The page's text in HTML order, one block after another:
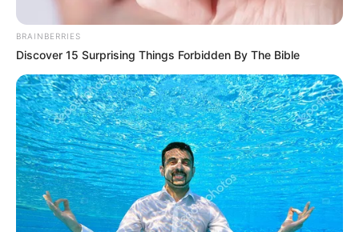
ગુજરાતના જૂનાગઢ સહિત અનેક જિલ્લાઓમાં લગ્નની
ઈચ્છા ધરાવતા અપરણિત અને છૂટાછેડા લીધેલા યુવકોને
નિશાન બનાવતી એક આંતરરાજ્ય લૂંટેરી દુલ્હન ગેંગ
સક્રિય હોવાના ગંભીર આક્ષેપો સામે આવ્યા છે. લગ્નના
નામે લાખો રૂપિયાની છેતરપિંડી કરતી આ ટોળકીમાં
મહિલાઓ સાથે દલાલો અને નકલી પરિવારજનો પણ
સામેલ હોવાનું પીડિતોનો દાવો છે.
BRAINBERRIES
Discover 15 Surprising Things Forbidden By The Bible